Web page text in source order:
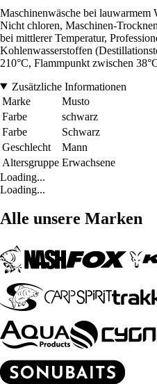
Maschinenwäsche bei lauwarmem
Nicht chloren, Maschinen-
bei mittlerer Temperatur,
Kohlenwasserstoffen
210°C, Flammpunkt zwischen
Zusätzliche Informationen
Marke
Musto
Farbe
schwarz
Farbe
Schwarz
Geschlecht
Mann
Altersgruppe Erwachsene
Loading...
Loading...
Alle unsere Marken